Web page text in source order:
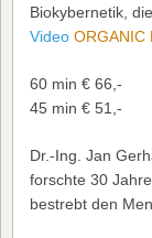
Biokybernetik,
Video ORGANIC
60 min € 66,-
45 min € 51,-
Dr.-Ing. Jan
forschte 30
bestrebt den